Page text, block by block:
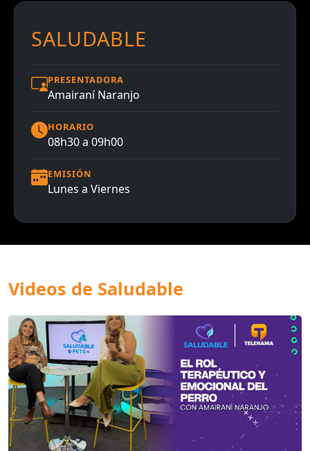
SALUDABLE
PRESENTADORA
Amairaní Naranjo
HORARIO
08h30 a 09h00
EMISIÓN
Lunes a Viernes
Videos de Saludable